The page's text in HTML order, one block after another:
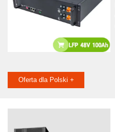
Oferta dla Polski +